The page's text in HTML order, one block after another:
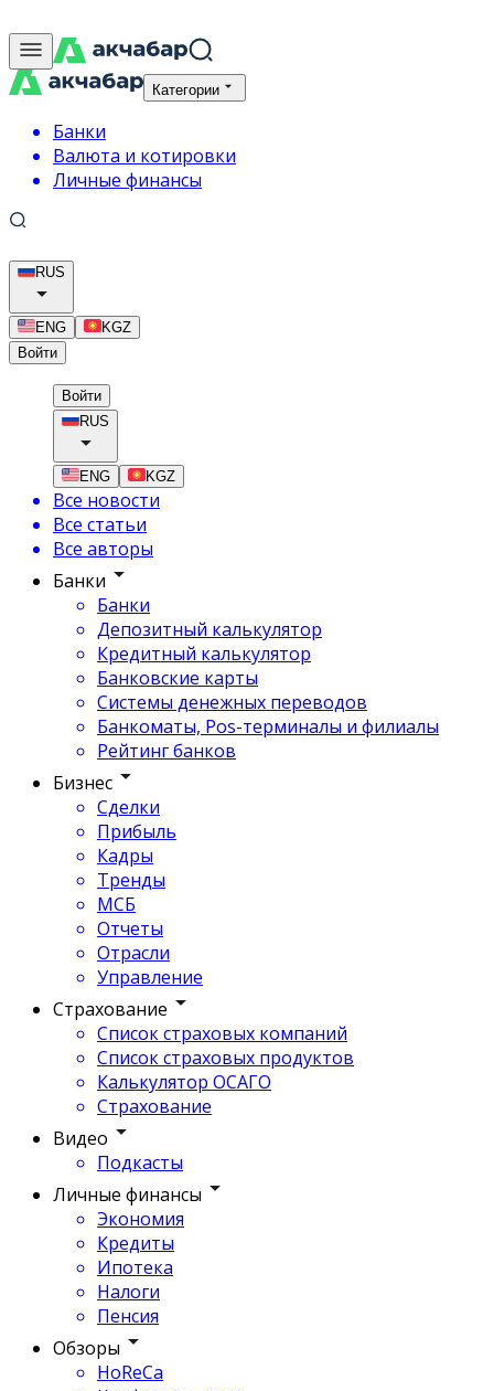
Категории
Банки
Валюта и котировки
Личные финансы
RUS
ENG
KGZ
Войти
Войти
RUS
ENG KGZ
Все новости
Все статьи
Все авторы
Банки
Банки
Депозитный калькулятор
Кредитный калькулятор
Банковские карты
Системы денежных переводов
Банкоматы, Pos-терминалы и филиалы
Рейтинг банков
Бизнес
Сделки
Прибыль
Кадры
Тренды
МСБ
Отчеты
Отрасли
Управление
Страхование
Список страховых компаний
Список страховых продуктов
Калькулятор ОСАГО
Страхование
Видео
Подкасты
Личные финансы
Экономия
Кредиты
Ипотека
Налоги
Пенсия
Обзоры
HoReCa